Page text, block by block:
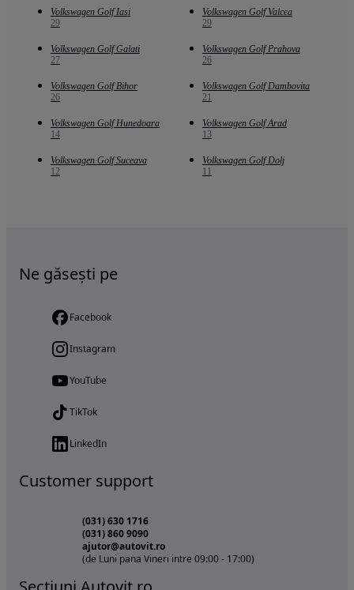
Volkswagen Golf Iasi
29
Volkswagen Golf Valcea
29
Volkswagen Golf Galati
27
Volkswagen Golf Prahova
26
Volkswagen Golf Bihor
26
Volkswagen Golf Dambovita
21
Volkswagen Golf Hunedoara
14
Volkswagen Golf Arad
13
Volkswagen Golf Suceava
12
Volkswagen Golf Dolj
11
Ne găsești pe
Facebook
Instagram
YouTube
TikTok
LinkedIn
Customer support
(031) 630 1716
(031) 860 9090
ajutor@autovit.ro
(de Luni pana Vineri intre 09:00 - 17:00)